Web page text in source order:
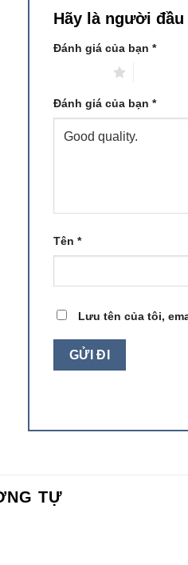
Hãy là người đầu
Đánh giá của bạn *
Đánh giá của bạn *
Tên *
Lưu tên của tôi,
TỰ